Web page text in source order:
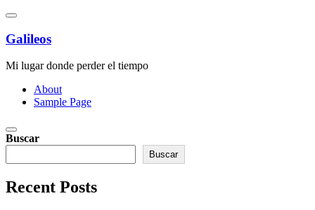
Saltar
contenido
Galileos
Mi lugar donde perder el tiempo
About
Sample Page
Buscar
Buscar
Recent Posts